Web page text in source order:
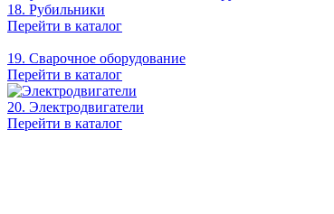
18. Рубильники
Перейти в каталог
19. Сварочное оборудование
Перейти в каталог
20. Электродвигатели
Перейти в каталог